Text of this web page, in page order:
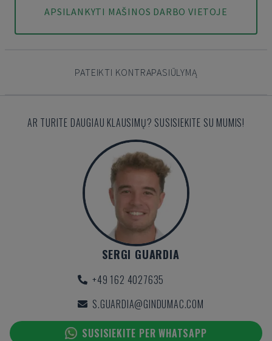
APSILANKYTI MAŠINOS DARBO VIETOJE
PATEIKTI KONTRAPASIŪLYMĄ
AR TURITE DAUGIAU KLAUSIMŲ? SUSISIEKITE SU MUMIS!
SERGI GUARDIA
+49 162 4027635
S.GUARDIA@GINDUMAC.COM
SUSISIEKITE PER WHATSAPP